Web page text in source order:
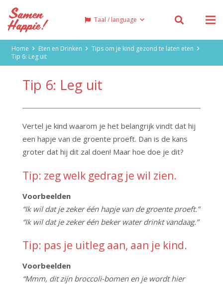
Taal / language
Home Eten en Drinken
Tips om je kind gezond te laten eten
Tip 6: Leg uit
Tip 6: Leg uit
Vertel je kind waarom je het belangrijk vindt dat hij
een hapje van de groente proeft. Dan is de kans
groter dat hij dit zal doen! Maar hoe doe je dit?
Tip: zeg welk gedrag je wil zien.
Voorbeelden
“Ik wil dat je zeker één hapje van de groente proeft.”
“Ik wil dat je zeker één beker water drinkt vandaag.”
Tip: pas je uitleg aan, aan je kind.
Voorbeelden
“Mmm, dit zijn broccoli-bomen en je wordt hier